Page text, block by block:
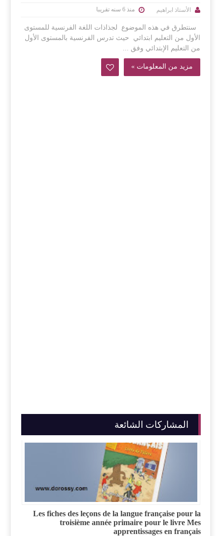
الأستاذ ابراهيم منذ 6 سنه تقريبا
سنتطرق في هذه الموضوع لجذاذات اللغة الفرنسية للمستوى
الأول من التعليم ابتدائي حيث تدرس الفرنسية بالمستوى الأول
من التعليم الإبتدائي وفق ...
مزيد من المعلومات »
المشاركات الشائعة
Les fiches des leçons de la langue française pour la
troisième année primaire pour le livre Mes
apprentissages en français